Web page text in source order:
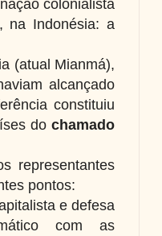
colonialista
na Indonésia: a
(atual Mianmá),
alcançado
constituiu
do chamado
representantes
pontos:
e defesa
com as